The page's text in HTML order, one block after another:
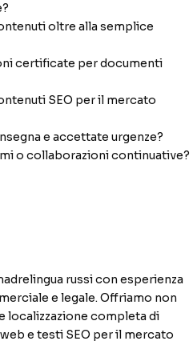
oltre alla semplice
certificate per documenti
SEO per il mercato
e accettate urgenze?
o collaborazioni continuative?
russi con esperienza
e legale. Offriamo non
localizzazione completa di
e testi SEO per il mercato